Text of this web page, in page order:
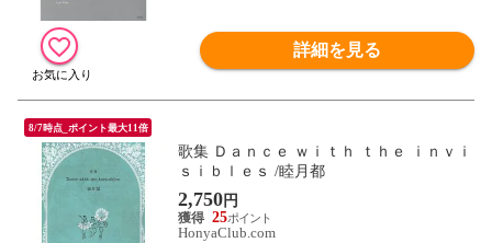
詳細を見る
8/7時点_ポイント最大11倍
歌集 Ｄａｎｃｅ ｗｉｔｈ ｔｈｅ ｉｎｖｉ
ｓｉｂｌｅｓ /睦月都
2,750円
25
HonyaClub.com